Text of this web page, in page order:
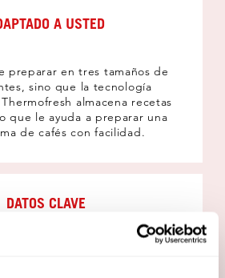
A USTED
preparar en tres tamaños de
sino que la tecnología
almacena recetas
que le ayuda a preparar una
de cafés con facilidad.
DATOS CLAVE